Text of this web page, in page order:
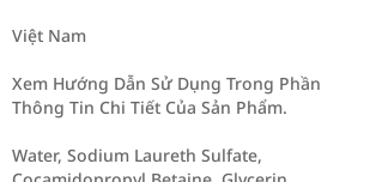
Việt Nam
Xem Hướng Dẫn Sử Dụng Trong Phần
Thông Tin Chi Tiết Của Sản Phẩm.
Water, Sodium Laureth Sulfate,